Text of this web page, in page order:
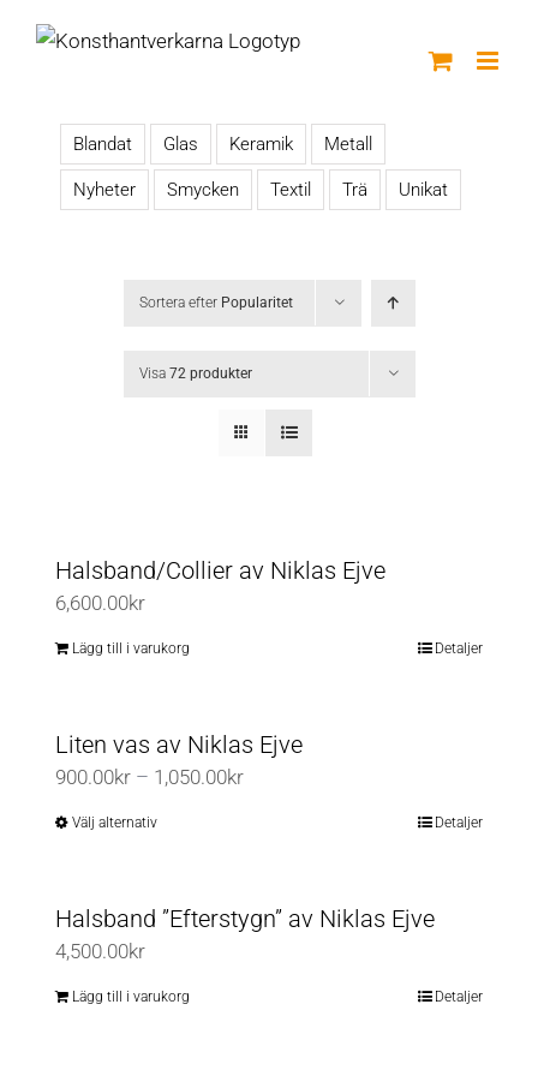
Blandat Glas Keramik Metall
Nyheter Smycken Textil Trä Unikat
Sortera efter Popularitet
Visa 72 produkter
Halsband/Collier av Niklas Ejve
6,600.00kr
Lägg till i varukorg Detaljer
Liten vas av Niklas Ejve
900.00kr – 1,050.00krPrisintervall:
Välj alternativDen
har
varianter.
Detaljer
Halsband ”Efterstygn” av Niklas Ejve
4,500.00kr
Lägg till i varukorg Detaljer